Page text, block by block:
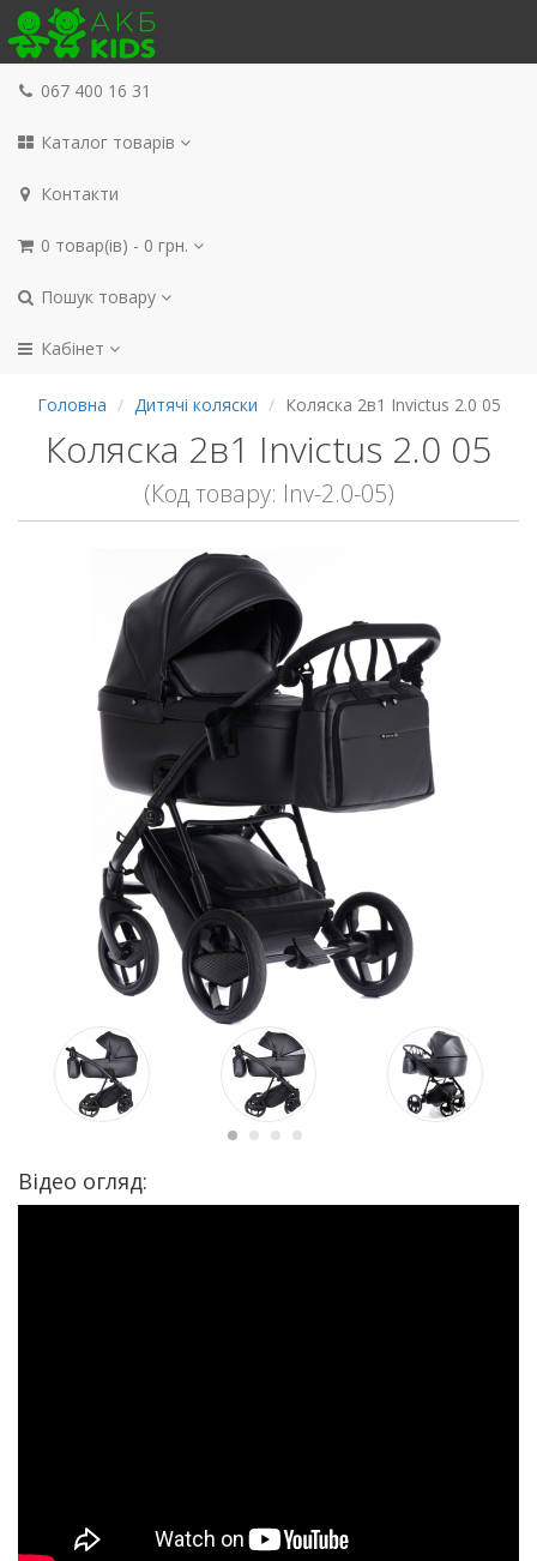
067 400 16 31
Каталог товарів
Контакти
0 товар(ів) - 0 грн.
Пошук товару
Кабінет
Головна Дитячі коляски Коляска 2в1 Invictus 2.0 05
Коляска 2в1 Invictus 2.0 05
(Код товару: Inv-2.0-05)
Відео огляд: